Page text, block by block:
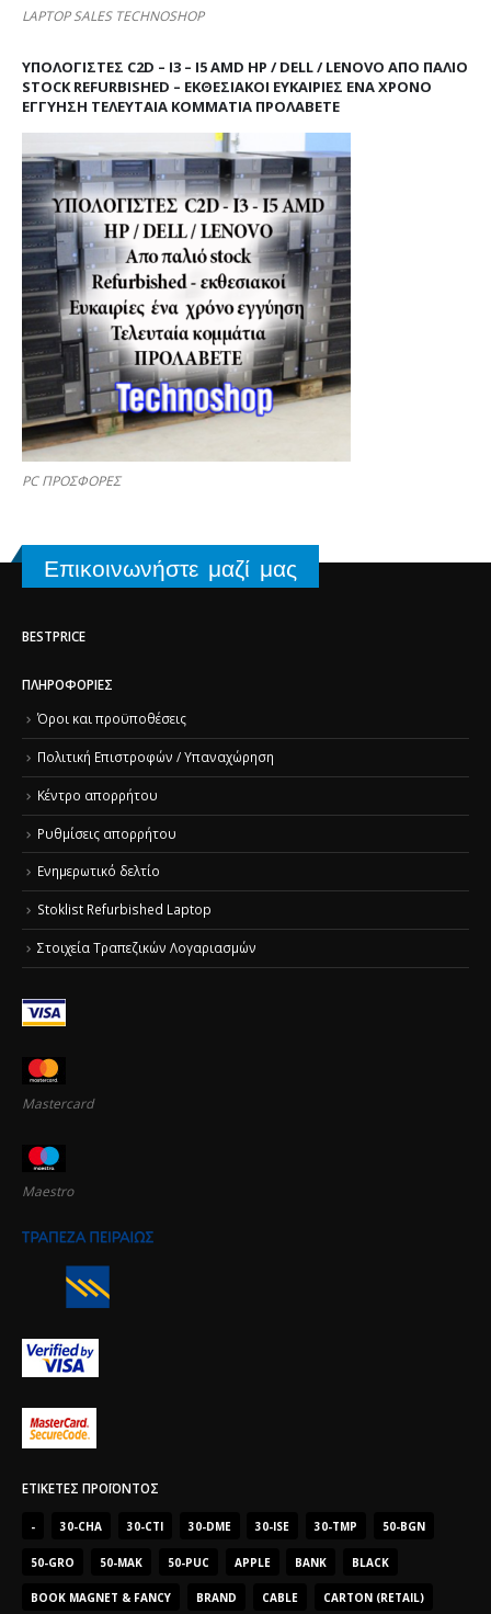
LAPTOP SALES TECHNOSHOP
ΥΠΟΛΟΓΙΣΤΕΣ C2D – I3 – I5 AMD HP / DELL / LENOVO ΑΠΟ ΠΑΛΙΌ
STOCK REFURBISHED – ΕΚΘΕΣΙΑΚΟΊ ΕΥΚΑΙΡΊΕΣ ΈΝΑ ΧΡΌΝΟ
ΕΓΓΎΗΣΗ ΤΕΛΕΥΤΑΊΑ ΚΟΜΜΆΤΙΑ ΠΡΟΛΑΒΕΤΕ
PC ΠΡΟΣΦΟΡΕΣ
Επικοινωνήστε μαζί μας
BESTPRICE
ΠΛΗΡΟΦΟΡΊΕΣ
Όροι και προϋποθέσεις
Πολιτική Επιστροφών / Υπαναχώρηση
Κέντρο απορρήτου
Ρυθμίσεις απορρήτου
Ενημερωτικό δελτίο
Stoklist Refurbished Laptop
Στοιχεία Τραπεζικών Λογαριασμών
Mastercard
Maestro
ΕΤΙΚΈΤΕΣ ΠΡΟΪΌΝΤΟΣ
- 30-CHA 30-CTI 30-DME 30-ISE 30-TMP 50-BGN
50-GRO 50-MAK 50-PUC APPLE BANK BLACK
BOOK MAGNET & FANCY BRAND CABLE CARTON (RETAIL)